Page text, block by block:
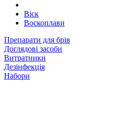
Віск
Воскоплави
Препарати для брів
Доглядові засоби
Витратники
Дезінфекція
Набори